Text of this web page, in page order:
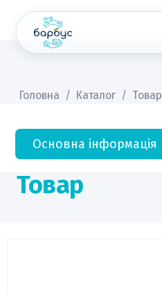
content
Головна / Каталог / Товар
Основна інформація
Товар